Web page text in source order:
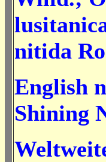
nitida
English
Shining